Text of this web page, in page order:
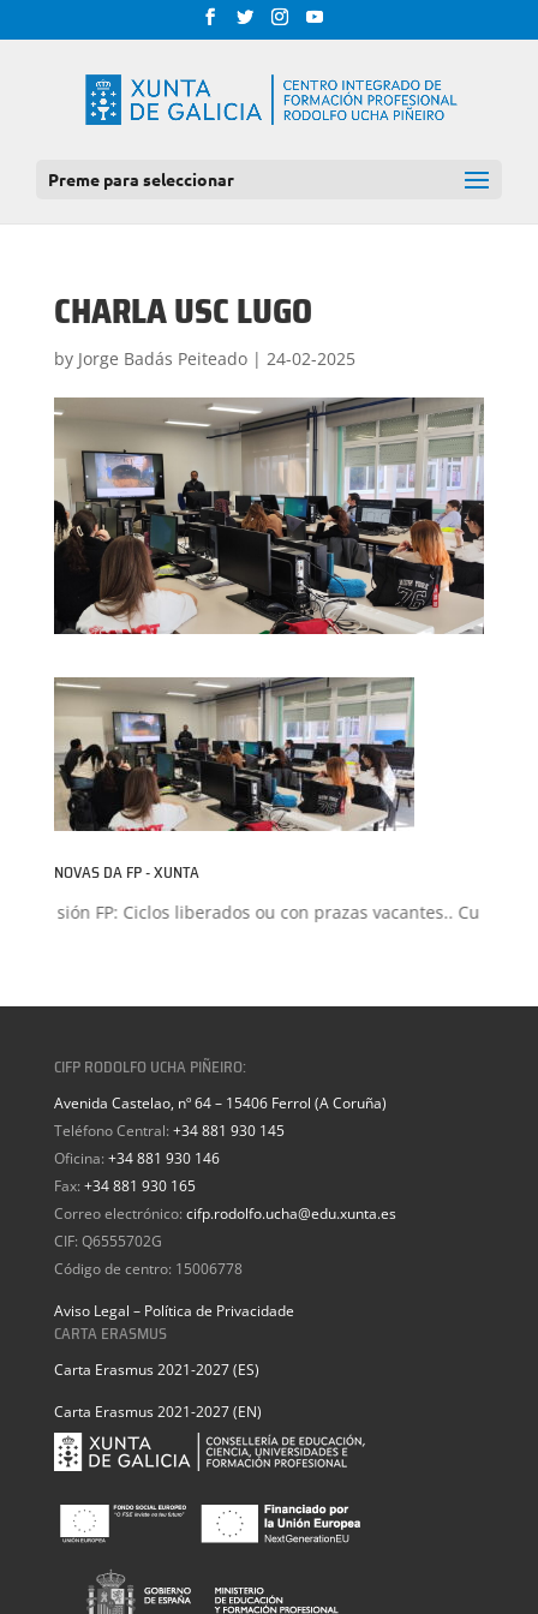
Preme para seleccionar
CHARLA USC LUGO
by Jorge Badás Peiteado| 24-02-2025
NOVAS DA FP - XUNTA
Admisión FP: Ciclos liberados ou con prazas vacantes.. Curso
CIFP RODOLFO UCHA PIÑEIRO:
Avenida Castelao, nº 64 – 15406 Ferrol (A Coruña)
Teléfono Central: +34 881 930 145
Oficina: +34 881 930 146
Fax: +34 881 930 165
Correo electrónico: cifp.rodolfo.ucha@edu.xunta.es
CIF: Q6555702G
Código de centro: 15006778
Aviso Legal – Política de Privacidade
CARTA ERASMUS
Carta Erasmus 2021-2027 (ES)
Carta Erasmus 2021-2027 (EN)